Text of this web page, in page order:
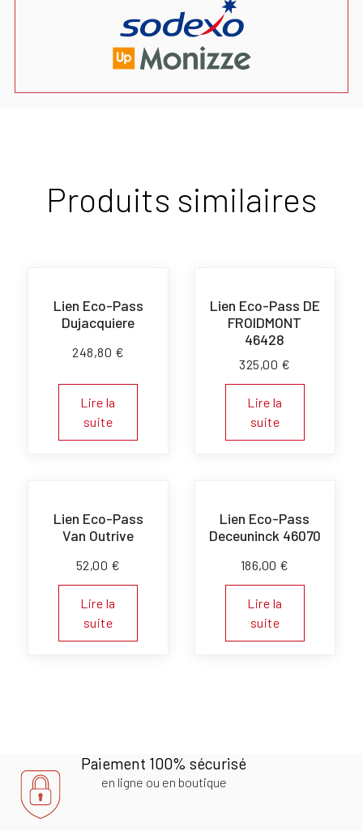
Produits similaires
Lien Eco-Pass
Dujacquiere
248,80 €
Lire la
suite
Lien Eco-Pass DE
FROIDMONT
46428
325,00 €
Lire la
suite
Lien Eco-Pass
Van Outrive
52,00 €
Lire la
suite
Lien Eco-Pass
Deceuninck 46070
186,00 €
Lire la
suite
Paiement 100% sécurisé
en ligne ou en boutique